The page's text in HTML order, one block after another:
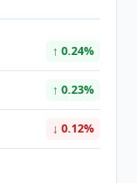
↑ 0.24%
↑ 0.23%
↓ 0.12%